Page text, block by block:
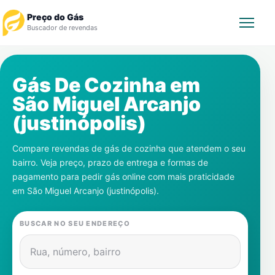
Preço do Gás
Buscador de revendas
Revendedor
Notícias
Cadastre-se
Gás
Contatos
Gás De Cozinha em
São Miguel Arcanjo
(justinópolis)
Compare revendas de gás de cozinha que atendem o seu
bairro. Veja preço, prazo de entrega e formas de
pagamento para pedir gás online com mais praticidade
em São Miguel Arcanjo (justinópolis).
BUSCAR NO SEU ENDEREÇO
Rua, número, bairro